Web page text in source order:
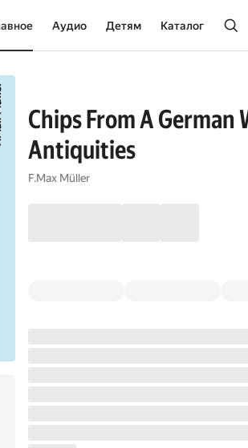
Аудио Детям Каталог
Chips From A
Antiquities
F.Max Müller